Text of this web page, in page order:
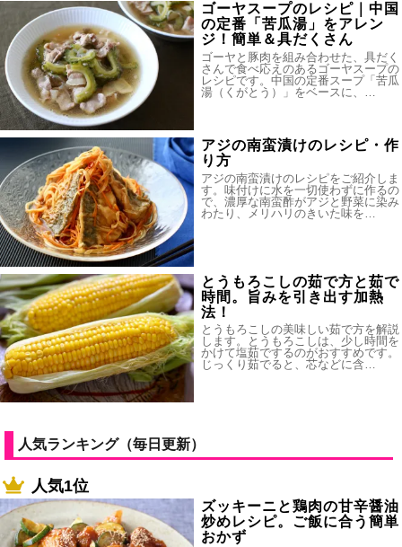
ゴーヤスープのレシピ｜中国
の定番「苦瓜湯」をアレン
ジ！簡単＆具だくさん
ゴーヤと豚肉を組み合わせた、具だく
さんで食べ応えのあるゴーヤスープの
レシピです。中国の定番スープ「苦瓜
湯（くがとう）」をベースに、…
アジの南蛮漬けのレシピ・作
り方
アジの南蛮漬けのレシピをご紹介しま
す。味付けに水を一切使わずに作るの
で、濃厚な南蛮酢がアジと野菜に染み
わたり、メリハリのきいた味を…
とうもろこしの茹で方と茹で
時間。旨みを引き出す加熱
法！
とうもろこしの美味しい茹で方を解説
します。とうもろこしは、少し時間を
かけて塩茹でするのがおすすめです。
じっくり茹でると、芯などに含…
人気ランキング（毎日更新）
人気1位
ズッキーニと鶏肉の甘辛醤油
炒めレシピ。ご飯に合う簡単
おかず